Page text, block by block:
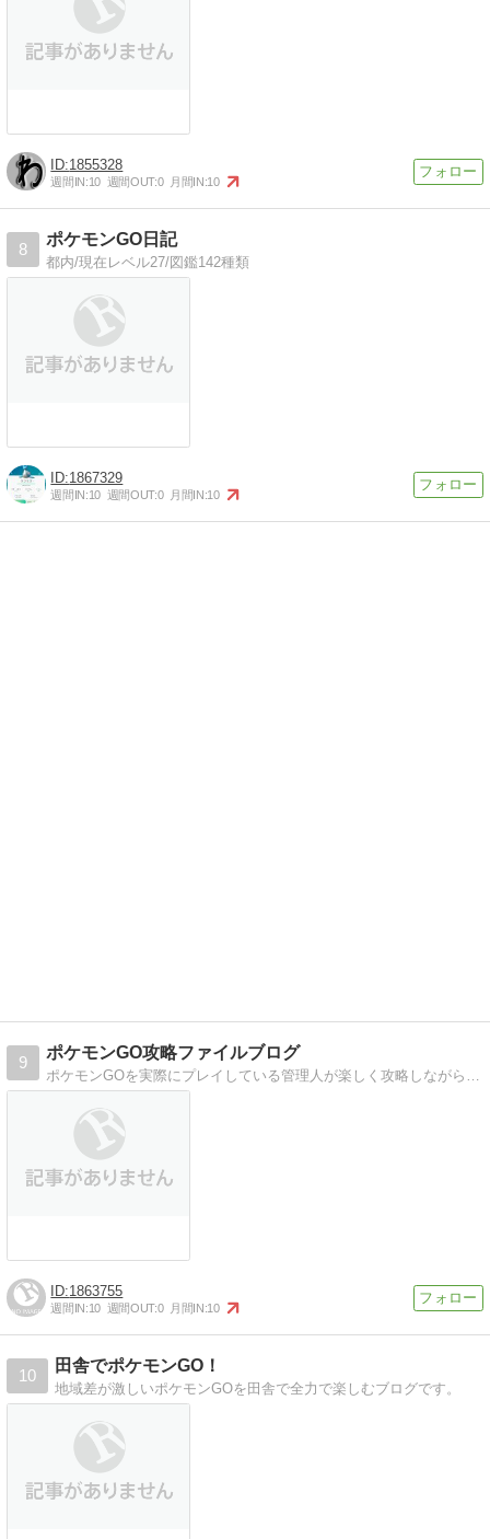
1855328
週間IN:10 週間OUT:0 月間IN:10
8
ポケモンGO日記
都内/現在レベル27/図鑑142種類
1867329
週間IN:10 週間OUT:0 月間IN:10
9
ポケモンGO攻略ファイルブログ
ポケモンGOを実際にプレイしている管理人が楽しく攻略しながらブログを更新していきます。頑張りますので是非見に来てください。
1863755
週間IN:10 週間OUT:0 月間IN:10
10
田舎でポケモンGO！
地域差が激しいポケモンGOを田舎で全力で楽しむブログです。